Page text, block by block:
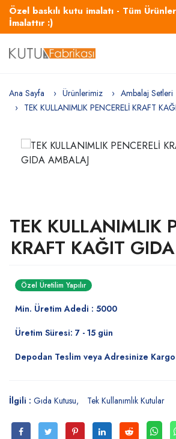
Özel baskılı kutu imalatı - Tüm
İmalattır :)
Ana Sayfa Ürünlerimiz
Ambalaj Setleri
TEK KULLANIMLIK PENCERELİ KRAFT
TEK KULLANIMLIK
KRAFT KAĞIT
Özel Üretilim Yapılır
Min. Üretim Adedi : 5000
Üretim Süresi: 7 - 15 gün
Depodan Teslim veya Adresinize Kargo
İlgili : Gıda Kutusu Tek Kullanımlık Kutular